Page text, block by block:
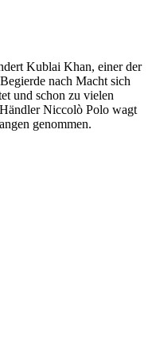
Kublai Khan, einer der
nach Macht sich
und schon zu vielen
Niccolò Polo wagt
genommen.